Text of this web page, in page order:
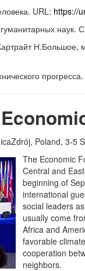
URL: https://
наук.
Н.Большое,
ój, Poland, 3-5
The Economic
Central and
beginning of
international
social leaders
usually come
Africa and
favorable
cooperation
neighbors.